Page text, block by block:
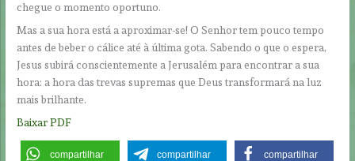
chegue o momento oportuno.
Mas a sua hora está a aproximar-se! O Senhor tem pouco tempo
antes de beber o cálice até à última gota. Sabendo o que o espera,
Jesus subirá conscientemente a Jerusalém para encontrar a sua
hora: a hora das trevas supremas que Deus transformará na luz
mais brilhante.
Baixar PDF
compartilhar compartilhar compartilhar